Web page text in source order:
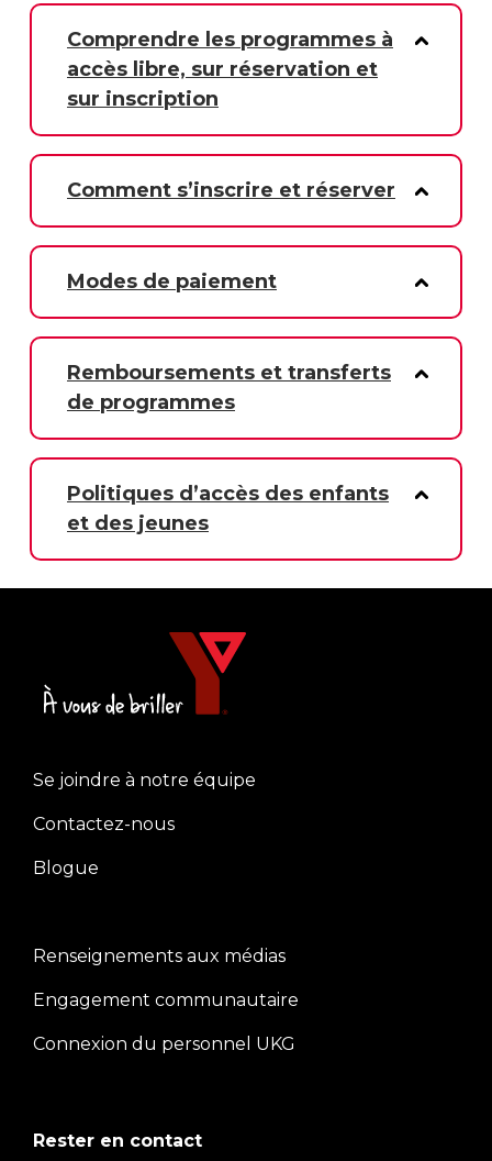
Comprendre les programmes à
accès libre, sur réservation et
sur inscription
Comment s’inscrire et réserver
Modes de paiement
Remboursements et transferts
de programmes
Politiques d’accès des enfants
et des jeunes
Left
Se joindre à notre équipe
Contactez-nous
Blogue
Center
Renseignements aux médias
Engagement communautaire
Connexion du personnel UKG
Rester en contact